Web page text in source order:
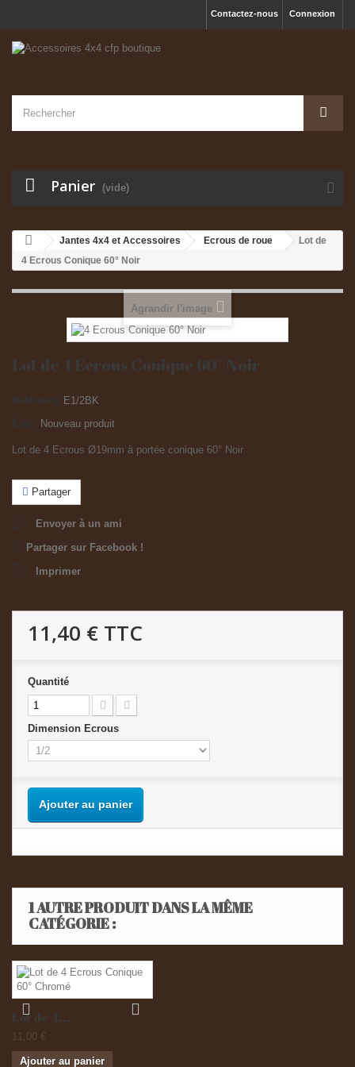
Connexion
Contactez-nous
Panier (vide)
Jantes 4x4 et Accessoires Ecrous de roue
Lot de
4 Ecrous Conique 60° Noir
Agrandir l'image
Lot de 4 Ecrous Conique 60° Noir
Référence
E1/2BK
Nouveau produit
Lot de 4 Ecrous Ø19mm à portée conique 60° Noir
Partager
Envoyer à un ami
Partager sur Facebook !
Imprimer
11,40 € TTC
Quantité
Dimension Ecrous
Ajouter au panier
1 AUTRE PRODUIT DANS LA MÊME
CATÉGORIE :
Lot de 4...
11,00 €
Ajouter au panier